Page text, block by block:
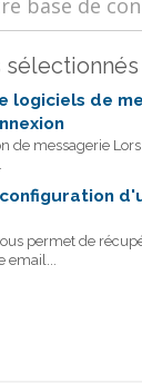
logiciels de
de messagerie
permet de
email...